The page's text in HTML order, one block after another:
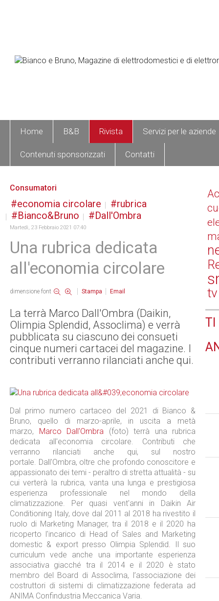
Home B&B Rivista Servizi per le aziende
Contenuti sponsorizzati Contatti
Consumatori
economia circolare
rubrica
Bianco&Bruno
Dall'Ombra
Martedì, 23 Febbraio 2021 07:40
Una rubrica dedicata
all'economia circolare
dimensione font Stampa Email
La terrà Marco Dall'Ombra (Daikin,
Olimpia Splendid, Assoclima) e verrà
pubblicata su ciascuno dei consueti
cinque numeri cartacei del magazine. I
contributi verranno rilanciati anche qui.
Dal primo numero cartaceo del 2021 di Bianco &
Bruno, quello di marzo-aprile, in uscita a metà
marzo, Marco Dall'Ombra (foto) terrà una rubrica
dedicata all'economia circolare. Contributi che
verranno rilanciati anche qui, sul nostro
portale. Dall'Ombra, oltre che profondo conoscitore e
appassionato dei temi - peraltro di stretta attualità - su
cui verterà la rubrica, vanta una lunga e prestigiosa
esperienza professionale nel mondo della
climatizzazione. Per quasi vent'anni in Daikin Air
Conditioning Italy, dove dal 2011 al 2018 ha rivestito il
ruolo di Marketing Manager, tra il 2018 e il 2020 ha
ricoperto l'incarico di Head of Sales and Marketing
domestic & export presso Olimpia Splendid
Il suo
curriculum vede anche una importante esperienza
associativa giacché tra il 2014 e il 2020 è stato
membro del Board di Assoclima, l’associazione dei
costruttori di sistemi di climatizzazione federata ad
ANIMA Confindustria Meccanica Varia.
tv
TI